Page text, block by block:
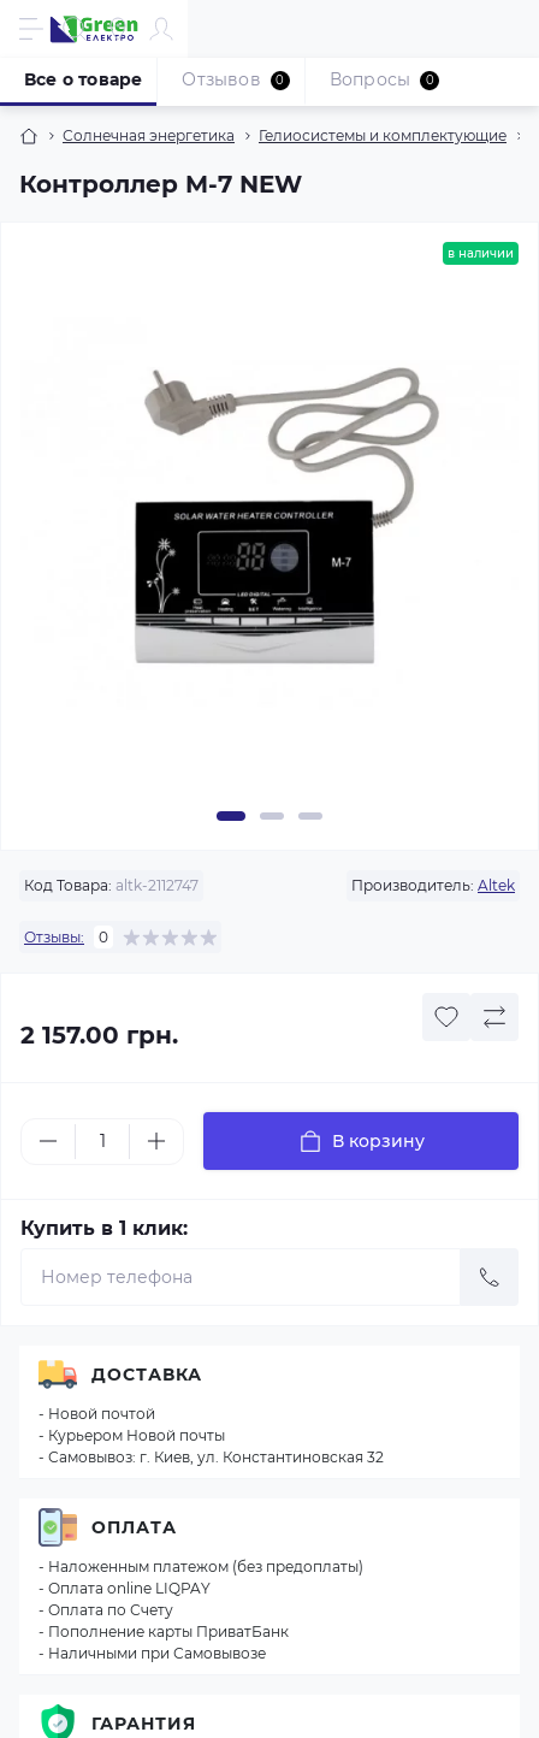
Солнечная энергетика Гелиосистемы и комплектующие
Контроллер M-7 NEW
Все о товаре Отзывов 0 Вопросы 0
в наличии
Код Товара: altk-2112747 Производитель: Altek
Отзывы: 0
2 157.00 грн.
В корзину
Купить в 1 клик:
ДОСТАВКА
- Новой почтой
- Курьером Новой почты
- Самовывоз: г. Киев, ул. Константиновская 32
ОПЛАТА
- Наложенным платежом (без предоплаты)
- Оплата online LIQPAY
- Оплата по Счету
- Пополнение карты ПриватБанк
- Наличными при Самовывозе
ГАРАНТИЯ